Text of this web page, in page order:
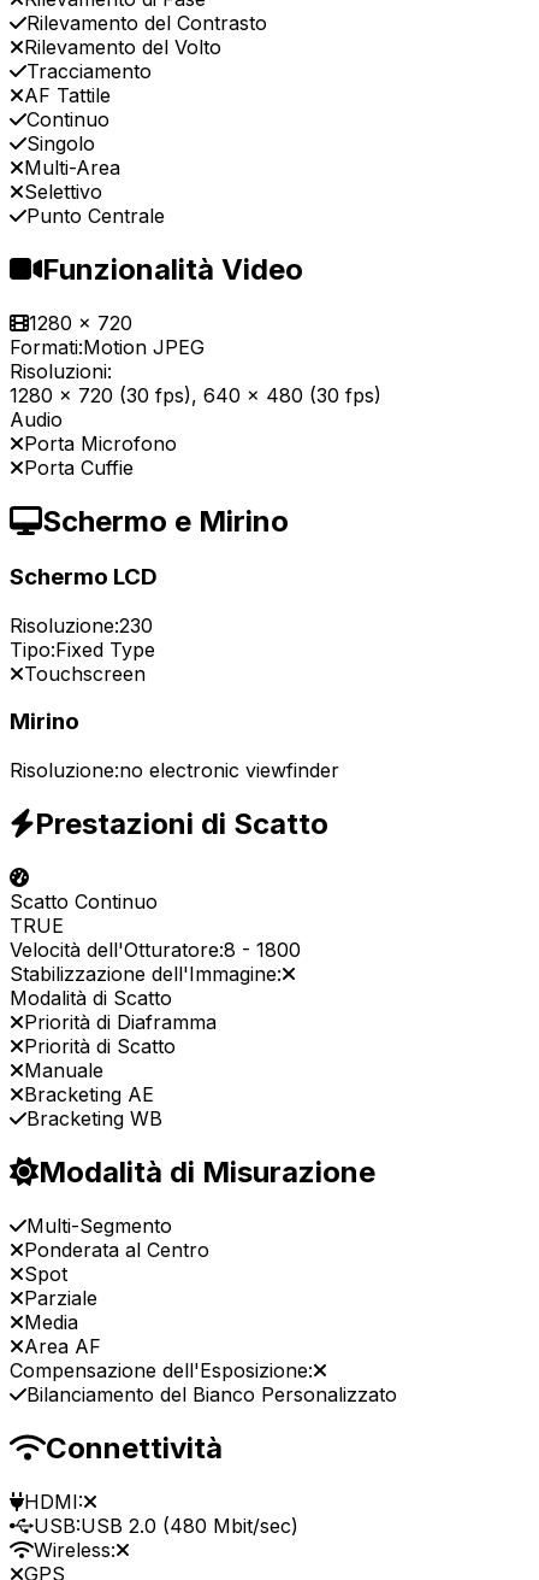
Rilevamento del Contrasto
Rilevamento del Volto
Tracciamento
AF Tattile
Continuo
Singolo
Multi-Area
Selettivo
Punto Centrale
Funzionalità Video
1280 x 720
Formati:Motion JPEG
Risoluzioni:
1280 x 720 (30 fps), 640 x 480 (30 fps)
Audio
Porta Microfono
Porta Cuffie
Schermo e Mirino
Schermo LCD
Risoluzione:230
Tipo:Fixed Type
Touchscreen
Mirino
Risoluzione:no electronic viewfinder
Prestazioni di Scatto
Scatto Continuo
TRUE
Velocità dell'Otturatore:8 - 1800
Stabilizzazione dell'Immagine:
Modalità di Scatto
Priorità di Diaframma
Priorità di Scatto
Manuale
Bracketing AE
Bracketing WB
Modalità di Misurazione
Multi-Segmento
Ponderata al Centro
Spot
Parziale
Media
Area AF
Compensazione dell'Esposizione:
Bilanciamento del Bianco Personalizzato
Connettività
HDMI:
USB:USB 2.0 (480 Mbit/sec)
Wireless:
GPS